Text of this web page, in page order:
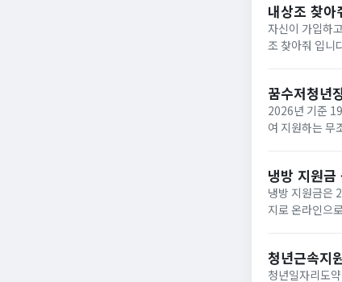
내상조 찾아
자신이 가입하
조 찾아줘 입니다. 상조회사들이 대부분 영세하여 폐업하는 사례가 속출하고 있는데 아래와 같은 사이트
꿈수저청년
2026년 기준
여 지원하는 무
냉방 지원금
냉방 지원금은
지로 온라인으
청년근속지
청년일자리도